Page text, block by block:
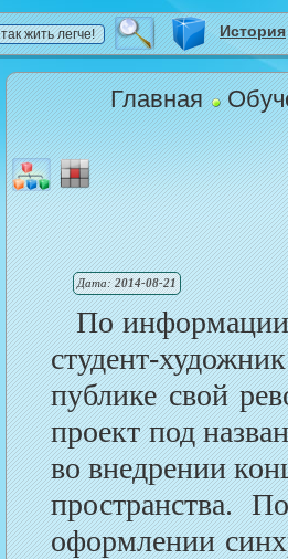
История
Главная
Дата:2014-08-21
По информации
студент-
публике свой
проект под
во внедрении
пространства.
оформлении